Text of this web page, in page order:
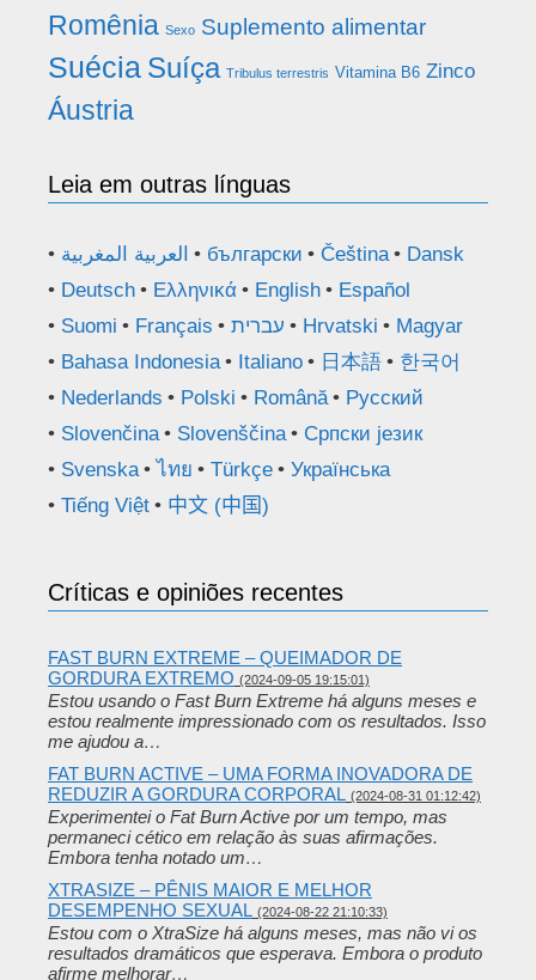
Romênia Sexo Suplemento alimentar
Suécia Suíça Tribulus terrestris Vitamina B6 Zinco
Áustria
Leia em outras línguas
العربية المغربية български Čeština
Dansk
Deutsch
Ελληνικά English
Español
Suomi
Français עברית Hrvatski
Magyar
Bahasa Indonesia
Italiano 日本語
한국어
Nederlands
Polski Română
Русский
Slovenčina
Slovenščina
Српски језик
Svenska
ไทย Türkçe
Українська
Tiếng Việt
中文 (中国)
Críticas e opiniões recentes
FAST BURN EXTREME – QUEIMADOR DE
GORDURA EXTREMO (2024-09-05 19:15:01)
Estou usando o Fast Burn Extreme há alguns meses e
estou realmente impressionado com os resultados. Isso
me ajudou a…
FAT BURN ACTIVE – UMA FORMA INOVADORA DE
REDUZIR A GORDURA CORPORAL (2024-08-31 01:12:42)
Experimentei o Fat Burn Active por um tempo, mas
permaneci cético em relação às suas afirmações.
Embora tenha notado um…
XTRASIZE – PÊNIS MAIOR E MELHOR
DESEMPENHO SEXUAL (2024-08-22 21:10:33)
Estou com o XtraSize há alguns meses, mas não vi os
resultados dramáticos que esperava. Embora o produto
afirme melhorar…